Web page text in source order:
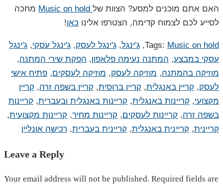
האם אתם מוכנים למסע? הצוות של
מחכה
לסייע לכם לצמוח קדימה, הצטרפו אלינו כאן!
Tags: Music on hold
, ג'ינגל, ג'ינגל לעסק, ג'ינגל עסקי, ג'ינגל
עסקי במבצע, המתנה נעימה פלאפון, הפקת שירי המתנה,
מוזיקה בהמתנה, מוזיקה לעסק, מוזיקה לעסקים, פתיח אישי
לעסק, קריין באנגלית, קריין ברוסית, קריין בשפה זרה, קריין
מקצועי, קריינות באנגלית, קריינות באנגלית ובעברית, קריינות
בשפה זרה, קריינות לעסקים, קריינות מחיר, קריינות מקצועית,
קריינית, קריינית באנגלית, קריינית בעברית, רכישה אונליין
Leave a Reply
Your email address will not be published. Required fields are